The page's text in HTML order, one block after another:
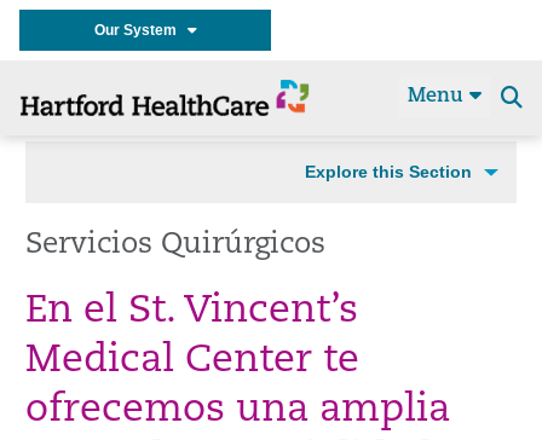
Our System
Menu
Explore this Section
Servicios Quirúrgicos
En el St. Vincent’s
Medical Center te
ofrecemos una amplia